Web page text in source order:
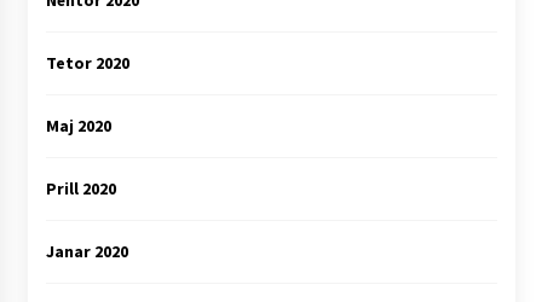
Tetor 2020
Maj 2020
Prill 2020
Janar 2020